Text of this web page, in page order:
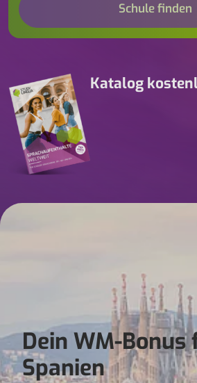
Schule finden
Katalog
Dein WM-Bonus
Spanien